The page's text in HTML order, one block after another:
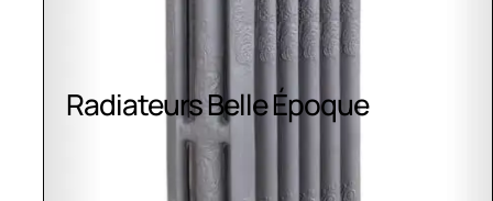
Radiateurs Belle Époque